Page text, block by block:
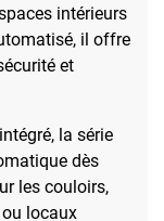
intérieurs
il offre
et
la série
dès
les couloirs,
locaux